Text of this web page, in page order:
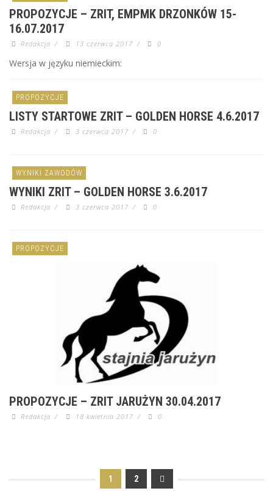
PROPOZYCJE – ZRIT, EMPMK DRZONKÓW 15-
16.07.2017
Redakcja / 13 czerwca 2017 / 0
Wersja w języku niemieckim:
PROPOZYCJE
LISTY STARTOWE ZRIT – GOLDEN HORSE 4.6.2017
Redakcja / 3 czerwca 2017 / 0
WYNIKI ZAWODÓW
WYNIKI ZRIT – GOLDEN HORSE 3.6.2017
Redakcja / 3 czerwca 2017 / 0
PROPOZYCJE
PROPOZYCJE – ZRIT JARUŻYN 30.04.2017
Redakcja / 18 kwietnia 2017 / 0
1 2